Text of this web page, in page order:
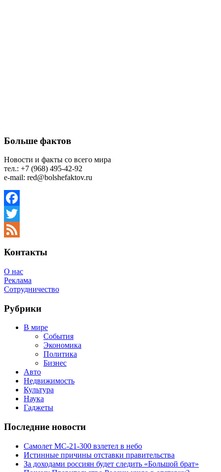
Больше фактов
Новости и факты со всего мира
тел.: +7 (968) 495-42-92
e-mail: red@bolshefaktov.ru
Facebook
Twitter
Контакты
О нас
Реклама
Сотрудничество
Рубрики
В мире
События
Экономика
Политика
Бизнес
Авто
Недвижимость
Культура
Наука
Гаджеты
Последние новости
Самолет МС-21-300 взлетел в небо
Истинные причины отставки правительства
За доходами россиян будет следить «Большой брат»